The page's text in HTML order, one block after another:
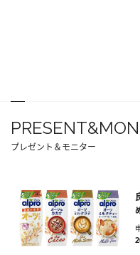
プレゼント＆モニター